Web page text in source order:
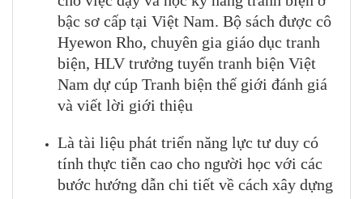
bậc sơ cấp tại Việt Nam. Bộ sách được cô
Hyewon Rho, chuyên gia giáo dục tranh
biện, HLV trưởng tuyển tranh biện Việt
Nam dự cúp Tranh biện thế giới đánh giá
và viết lời giới thiệu
Là tài liệu phát triển năng lực tư duy có
tính thực tiễn cao cho người học với các
bước hướng dẫn chi tiết về cách xây dựng